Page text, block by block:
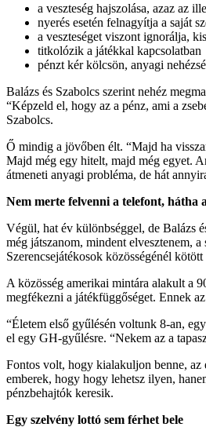
a veszteség hajszolása, azaz az
nyerés esetén felnagyítja a saját
a veszteséget viszont ignorálja,
titkolózik a játékkal kapcsolatban
pénzt kér kölcsön, anyagi
Balázs és Szabolcs szerint nehéz
“Képzeld el, hogy az a pénz, ami a
Szabolcs.
Ő mindig a jövőben élt. “Majd ha
Majd még egy hitelt, majd még egyet.
átmeneti anyagi probléma, de hát
Nem merte felvenni a telefont, hátha
Végül, hat év különbséggel, de Balázs
még játszanom, mindent elvesztenem,
Szerencsejátékosok közösségénél
A közösség amerikai mintára alakult a
megfékezni a játékfüggőséget. Ennek
“Életem első gyűlésén voltunk 8-an,
el egy GH-gyűlésre. “Nekem az a
Fontos volt, hogy kialakuljon benne, az
emberek, hogy hogy lehetsz ilyen,
pénzbehajtók keresik.
Egy szelvény lottó sem férhet bele